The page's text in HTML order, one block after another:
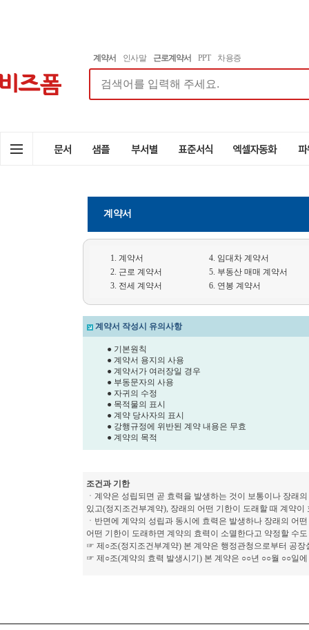
계약서 인사말 근로계약서 PPT 차용증
계약서
1. 계약서
4. 임대차 계약서
2. 근로 계약서
5. 부동산 매매 계약서
3. 전세 계약서
6. 연봉 계약서
계약서 작성시 유의사항
● 기본원칙
● 계약서 용지의 사용
● 계약서가 여러장일 경우
● 부동문자의 사용
● 자귀의 수정
● 목적물의 표시
● 계약 당사자의 표시
● 강행규정에 위반된 계약 내용은 무효
● 계약의 목적
조건과 기한
ㆍ계약은 성립되면 곧 효력을 발생하는 것이 보통이나 장래
있고(정지조건부계약), 장래의 어떤 기한이 도래할 때 계약
ㆍ반면에 계약의 성립과 동시에 효력은 발생하나 장래의 어
어떤 기한이 도래하면 계약의 효력이 소멸한다고 약정할 수
☞ 제○조(정지조건부계약) 본 계약은 행정관청으로부터 공장
☞ 제○조(계약의 효력 발생시기) 본 계약은 ○○년 ○○월 ○○일